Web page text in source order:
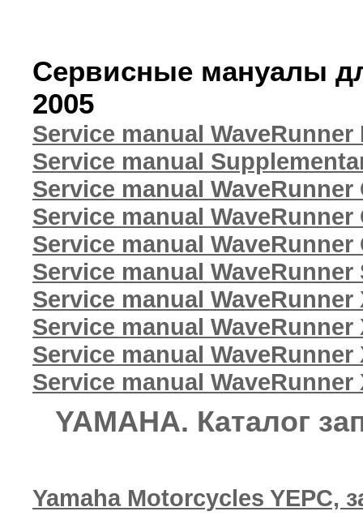
Сервисные мануалы
2005
Service manual WaveRunner
Service manual
Service manual WaveRunner
Service manual WaveRunner
Service manual WaveRunner
Service manual WaveRunner
Service manual WaveRunner
Service manual WaveRunner
Service manual WaveRunner
Service manual WaveRunner
YAMAHA. Каталог
Yamaha Motorcycles YEPC,